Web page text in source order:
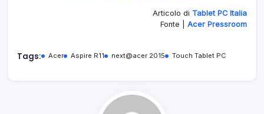
Articolo di Tablet PC Italia
Fonte | Acer Pressroom
Tags: Acer Aspire R11 next@acer 2015 Touch Tablet PC